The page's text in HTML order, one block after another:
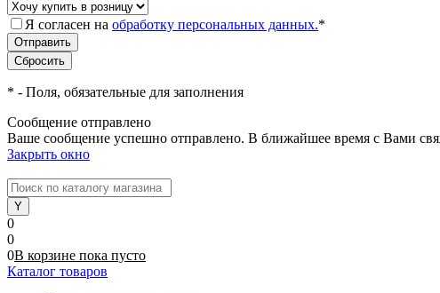
Я согласен на обработку персональных данных.*
* - Поля, обязательные для заполнения
Сообщение отправлено
Ваше сообщение успешно отправлено. В ближайшее время с Вами
Закрыть окно
0
0
0В корзине пока пусто
Каталог товаров